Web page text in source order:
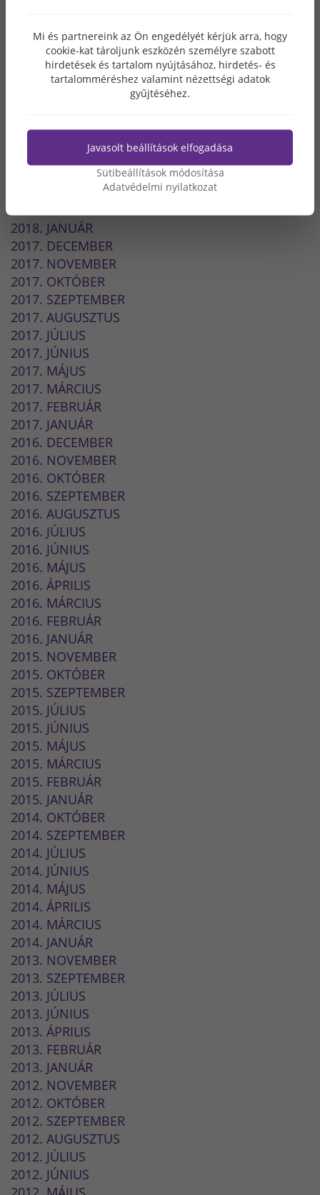
2019. JANUÁR
2018. DECEMBER
2018. OKTÓBER
2018. SZEPTEMBER
2018. JÚNIUS
2018. JANUÁR
2017. DECEMBER
2017. NOVEMBER
2017. OKTÓBER
2017. SZEPTEMBER
2017. AUGUSZTUS
2017. JÚLIUS
2017. JÚNIUS
2017. MÁJUS
2017. MÁRCIUS
2017. FEBRUÁR
2017. JANUÁR
2016. DECEMBER
2016. NOVEMBER
2016. OKTÓBER
2016. SZEPTEMBER
2016. AUGUSZTUS
2016. JÚLIUS
2016. JÚNIUS
2016. MÁJUS
2016. ÁPRILIS
2016. MÁRCIUS
2016. FEBRUÁR
2016. JANUÁR
2015. NOVEMBER
2015. OKTÓBER
2015. SZEPTEMBER
2015. JÚLIUS
2015. JÚNIUS
2015. MÁJUS
2015. MÁRCIUS
2015. FEBRUÁR
2015. JANUÁR
2014. OKTÓBER
2014. SZEPTEMBER
2014. JÚLIUS
2014. JÚNIUS
2014. MÁJUS
2014. ÁPRILIS
2014. MÁRCIUS
2014. JANUÁR
2013. NOVEMBER
2013. SZEPTEMBER
2013. JÚLIUS
2013. JÚNIUS
2013. ÁPRILIS
2013. FEBRUÁR
2013. JANUÁR
2012. NOVEMBER
2012. OKTÓBER
2012. SZEPTEMBER
2012. AUGUSZTUS
2012. JÚLIUS
2012. JÚNIUS
Mi és partnereink az Ön engedélyét kérjük arra, hogy
cookie-kat tároljunk eszközén személyre szabott
hirdetések és tartalom nyújtásához, hirdetés- és
tartalomméréshez valamint nézettségi adatok
gyűjtéséhez.
Javasolt beállítások elfogadása
Sütibeállítások módosítása
Adatvédelmi nyilatkozat